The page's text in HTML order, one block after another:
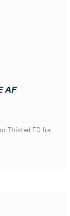
AF
Thisted FC fra